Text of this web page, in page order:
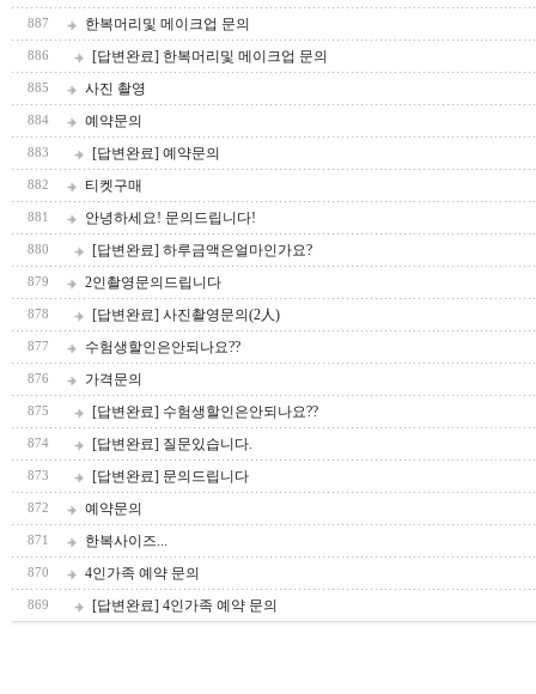
887 한복머리및 메이크업 문의
886 [답변완료] 한복머리및 메이크업 문의
885 사진 촬영
884 예약문의
883 [답변완료] 예약문의
882 티켓구매
881 안녕하세요! 문의드립니다!
880 [답변완료] 하루금액은얼마인가요?
879 2인촬영문의드립니다
878 [답변완료] 사진촬영문의(2人)
877 수험생할인은안되나요??
876 가격문의
875 [답변완료] 수험생할인은안되나요??
874 [답변완료] 질문있습니다.
873 [답변완료] 문의드립니다
872 예약문의
871 한복사이즈...
870 4인가족 예약 문의
869 [답변완료] 4인가족 예약 문의